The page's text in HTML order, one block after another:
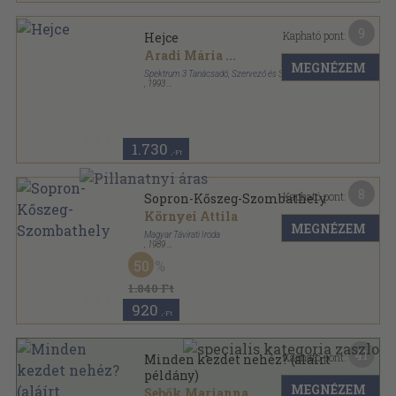
Hejce
Aradi Mária ...
Spektrum 3 Tanácsadó, Szervező és Szolgáltató Bt.
1993
1.730 ,-Ft
Kapható pont:
MEGNÉZEM
Sopron-Kőszeg-Szombathely
Környei Attila
Magyar Távirati Iroda
1989
Fűzött kemény papírkötés
1.840 Ft
50
920 ,-Ft
Kapható pont:
MEGNÉZEM
Minden kezdet nehéz? (aláírt
példány)
Kapható pont: 41
MEGNÉZEM